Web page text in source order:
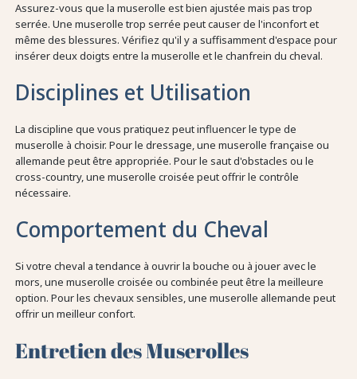
Assurez-vous que la muserolle est bien ajustée mais pas trop
serrée. Une muserolle trop serrée peut causer de l'inconfort et
même des blessures. Vérifiez qu'il y a suffisamment d'espace pour
insérer deux doigts entre la muserolle et le chanfrein du cheval.
Disciplines et Utilisation
La discipline que vous pratiquez peut influencer le type de
muserolle à choisir. Pour le dressage, une muserolle française ou
allemande peut être appropriée. Pour le saut d'obstacles ou le
cross-country, une muserolle croisée peut offrir le contrôle
nécessaire.
Comportement du Cheval
Si votre cheval a tendance à ouvrir la bouche ou à jouer avec le
mors, une muserolle croisée ou combinée peut être la meilleure
option. Pour les chevaux sensibles, une muserolle allemande peut
offrir un meilleur confort.
Entretien des Muserolles